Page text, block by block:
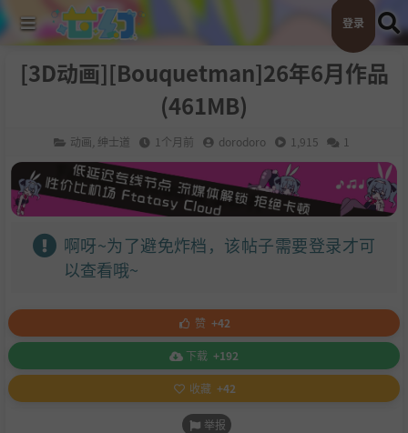
登录
[3D动画][Bouquetman]26年6月作品
(461MB)
动画 绅士道 1个月前 dorodoro 1,915 1
啊呀~为了避免炸档，该帖子需要登录才可
以查看哦~
赞 +42
下载 +192
收藏 +42
举报